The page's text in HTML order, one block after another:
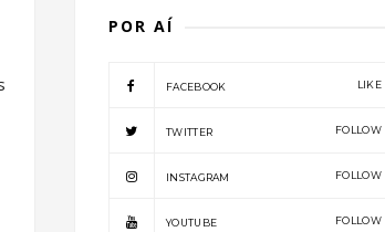
POR AÍ
FACEBOOK LIKE
TWITTER FOLLOW
INSTAGRAM FOLLOW
YOUTUBE FOLLOW